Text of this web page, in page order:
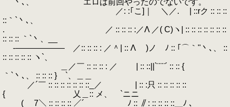
／: :｢こ]｜ ＼／. | ::rク :: :: ::
::｀`丶､、
. ／ :: :: :: :／Λ ／( C)ヽ| :: :: :: :: :: :: ::
:: :: :: ｀`丶、__
-―――――― ／:: :: :: : ／＾| :: Λ )ノ ﾉ :: ｢⌒｀''丶､、 ::
:: :: :: :: :: ヽ`、
＿／￣ :: :: :: : ／ | :: ::||`¨¨¨´ :: :: {
｀`丶､、 :: :: :: } `、＿＿
／´￣ :: :: :: :: :: :: ::_／ | :: :只 :: :: :: :: ::
{ 乂＿:: メ、 `ニニ
(￣ 7＼ :: :: :: :: ／´ ﾉ :: ∥: :: :: :: ::＿ﾉ ､